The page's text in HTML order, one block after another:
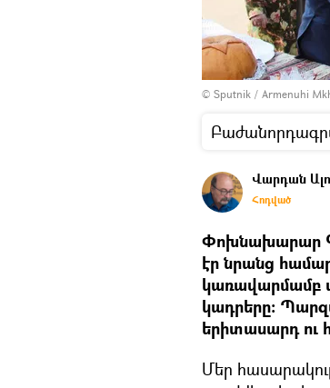
© Sputnik / Armenuhi
Վարդան
Հոդված
Փոխնախարար
էր նրանց
կառավարմամբ
կադրերը։
երիտասարդ ու
Մեր